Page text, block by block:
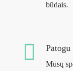
būdais.
Patogu
Mūsų